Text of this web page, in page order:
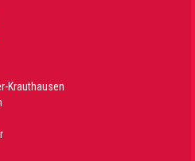
Krauthausen